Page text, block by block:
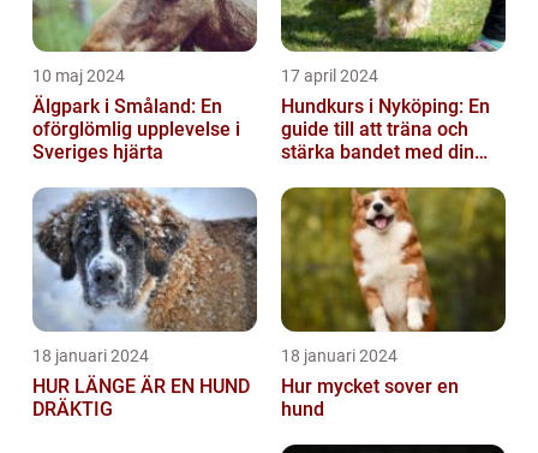
10 maj 2024
Älgpark i Småland: En
oförglömlig upplevelse i
Sveriges hjärta
17 april 2024
Hundkurs i Nyköping: En
guide till att träna och
stärka bandet med din
18 januari 2024
HUR LÄNGE ÄR EN HUND
DRÄKTIG
18 januari 2024
Hur mycket sover en
hund